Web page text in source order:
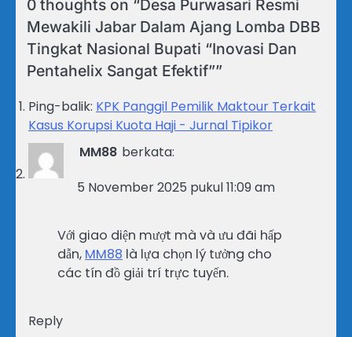
0 thoughts on “Desa Purwasari Resmi
Mewakili Jabar Dalam Ajang Lomba DBB
Tingkat Nasional Bupati “Inovasi Dan
Pentahelix Sangat Efektif””
Ping-balik: KPK Panggil Pemilik Maktour Terkait
Kasus Korupsi Kuota Haji - Jurnal Tipikor
MM88 berkata:
5 November 2025 pukul 11:09 am
Với giao diện mượt mà và ưu đãi hấp
dẫn, MM88 là lựa chọn lý tưởng cho
các tín đồ giải trí trực tuyến.
Reply